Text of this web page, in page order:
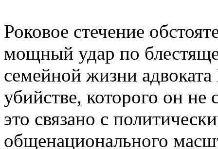
Роковое стечение
мощный удар по
семейной жизни
убийстве, которого он
это связано с
общенационального